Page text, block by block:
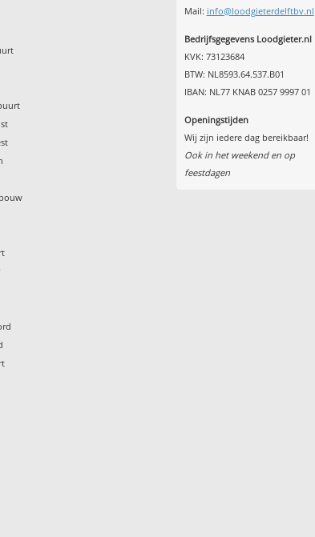
Mail: info@loodgieterdelftbv.nl
Bedrijfsgegevens Loodgieter.nl
KVK: 73123684
BTW: NL8593.64.537.B01
IBAN: NL77 KNAB 0257 9997 01
Openingstijden
Wij zijn iedere dag bereikbaar!
Ook in het weekend en op
feestdagen